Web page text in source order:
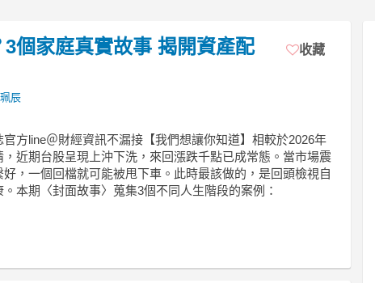
個家庭真實故事 揭開資產配
辰
收藏
方line＠財經資訊不漏接【我們想讓你知道】相較於2026年
，近期台股呈現上沖下洗，來回漲跌千點已成常態。當市場震
，一個回檔就可能被甩下車。此時最該做的，是回頭檢視自
本期〈封面故事〉蒐集3個不同人生階段的案例：